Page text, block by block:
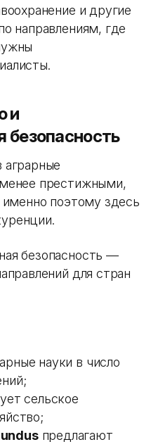
и другие
направлениям, где
и
безопасность
аграрные
престижными,
поэтому здесь
безопасность —
для стран
науки в число
сельское
предлагают